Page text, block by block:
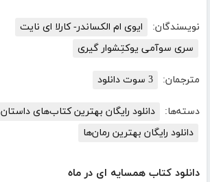
نویسندگان:
ایوی ام الکساندر- کارلا ای نایت
سری سوآمی یوکتِشوار گیری
مترجمان: 3 سوت دانلود
دسته‌ها:
دانلود رایگان بهترین کتاب‌های داستان
دانلود رایگان بهترین رمان‌ها
دانلود کتاب همسایه ای در ماه